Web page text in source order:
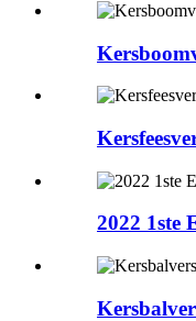
2022 1ste